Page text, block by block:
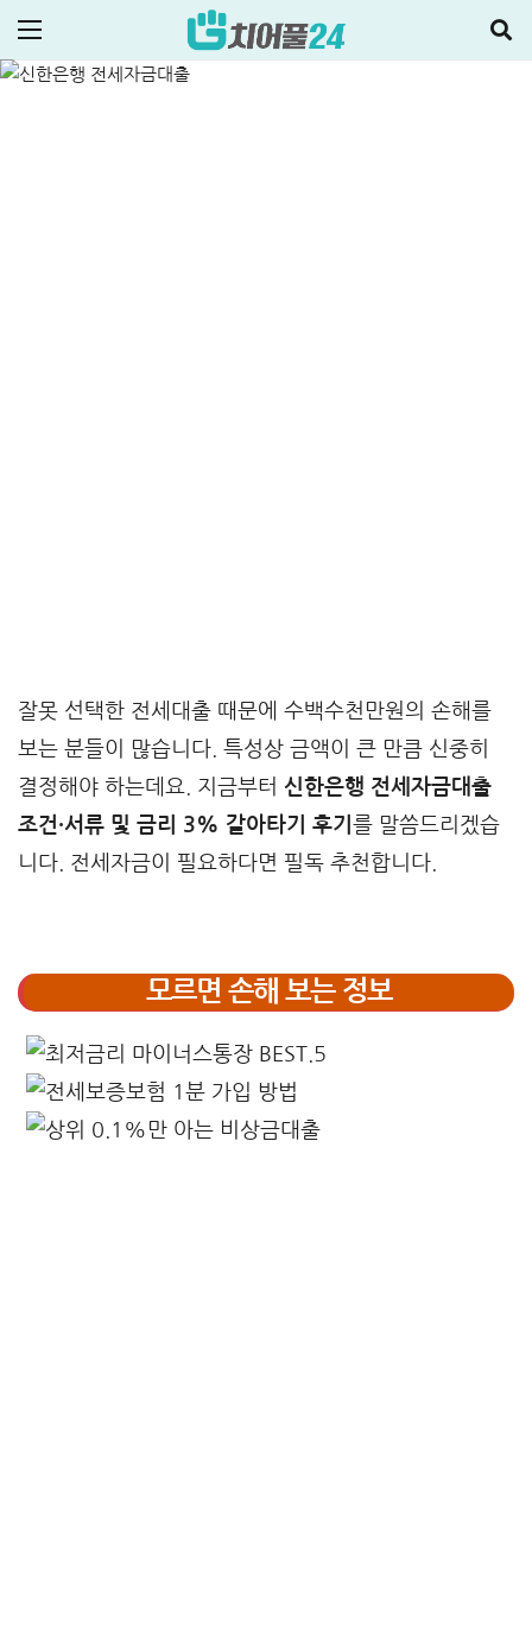
주택대출
잘못 선택한 전세대출 때문에 수백수천만원의 손해를
보는 분들이 많습니다. 특성상 금액이 큰 만큼 신중히
결정해야 하는데요. 지금부터 신한은행 전세자금대출
조건·서류 및 금리 3% 갈아타기 후기 를 말씀드리겠습
니다. 전세자금이 필요하다면 필독 추천합니다.
모르면 손해 보는 정보